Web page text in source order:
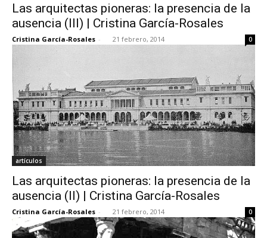
Las arquitectas pioneras: la presencia de la
ausencia (III) | Cristina García-Rosales
Cristina García-Rosales - 21 febrero, 2014 0
artículos
Las arquitectas pioneras: la presencia de la
ausencia (II) | Cristina García-Rosales
Cristina García-Rosales - 21 febrero, 2014 0